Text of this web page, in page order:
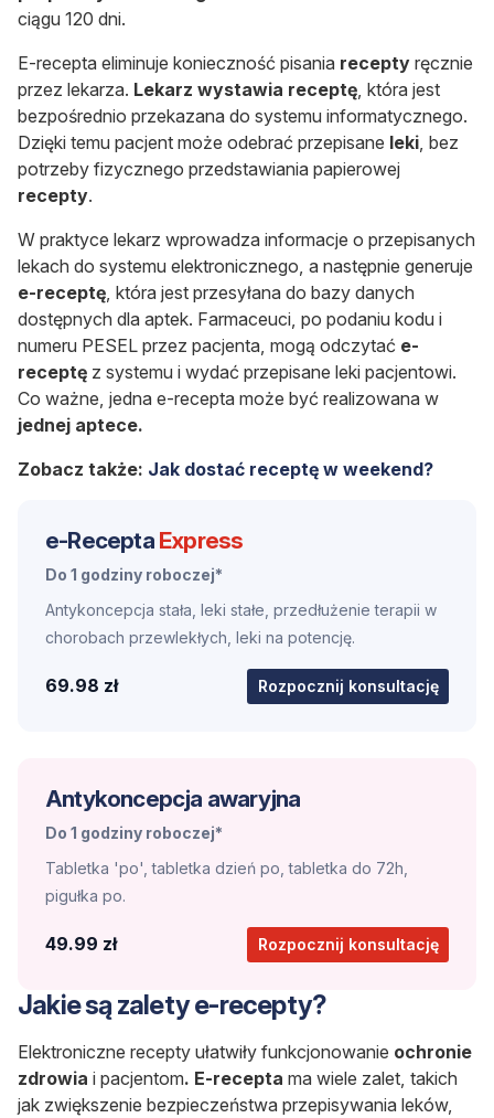
ciągu 120 dni.
E-recepta eliminuje konieczność pisania recepty ręcznie
przez lekarza. Lekarz wystawia receptę , która jest
bezpośrednio przekazana do systemu informatycznego.
Dzięki temu pacjent może odebrać przepisane leki , bez
potrzeby fizycznego przedstawiania papierowej
recepty.
W praktyce lekarz wprowadza informacje o przepisanych
lekach do systemu elektronicznego, a następnie generuje
e-receptę , która jest przesyłana do bazy danych
dostępnych dla aptek. Farmaceuci, po podaniu kodu i
numeru PESEL przez pacjenta, mogą odczytać e-
receptę z systemu i wydać przepisane leki pacjentowi.
Co ważne, jedna e-recepta może być realizowana w
jednej aptece.
Zobacz także: Jak dostać receptę w weekend?
e-Recepta Express
Do 1 godziny roboczej*
Antykoncepcja stała, leki stałe, przedłużenie terapii w
chorobach przewlekłych, leki na potencję.
69.98 zł Rozpocznij konsultację
Antykoncepcja awaryjna
Do 1 godziny roboczej*
Tabletka 'po', tabletka dzień po, tabletka do 72h,
pigułka po.
49.99 zł Rozpocznij konsultację
Jakie są zalety e-recepty?
Elektroniczne recepty ułatwiły funkcjonowanie ochronie
zdrowia i pacjentom. E-recepta ma wiele zalet, takich
jak zwiększenie bezpieczeństwa przepisywania leków,